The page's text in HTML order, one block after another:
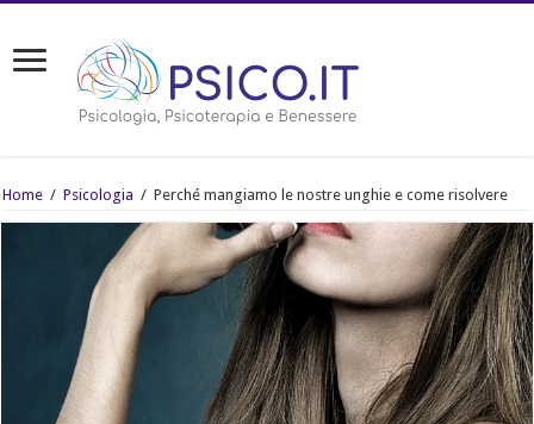
Home / Psicologia / Perché mangiamo le nostre unghie e come risolvere